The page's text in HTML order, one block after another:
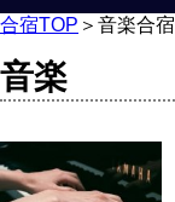
大阪営業所 吹
合宿TOP ＞ 音楽合宿
音楽